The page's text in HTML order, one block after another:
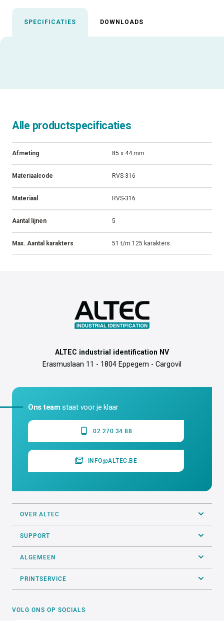
SPECIFICATIES DOWNLOADS
Alle productspecificaties
Afmeting 85 x 44 mm
Materiaalcode RVS-316
Materiaal RVS-316
Aantal lijnen 5
Max. Aantal karakters 51 t/m 125 karakters
ALTEC industrial identification NV
Erasmuslaan 11 - 1804 Eppegem - Cargovil
Ons team staat voor je klaar
02 270 34 88
INFO@ALTEC.BE
OVER ALTEC
SUPPORT
ALGEMEEN
PRINTSERVICE
VOLG ONS OP SOCIALS